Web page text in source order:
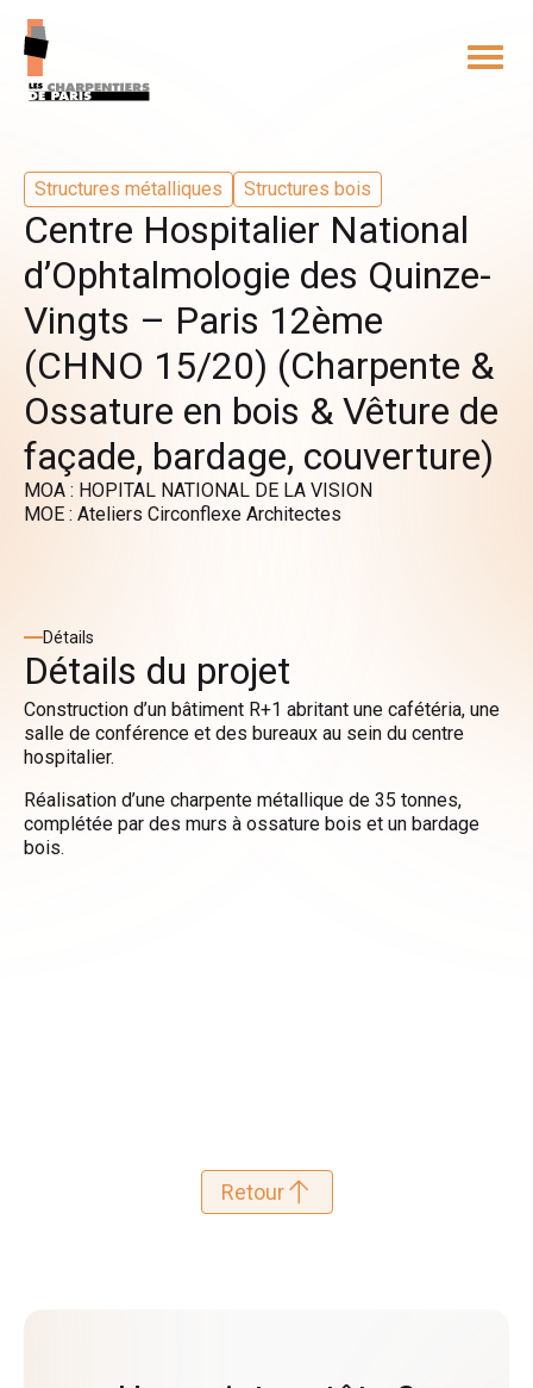
Structures métalliques Structures bois
Centre Hospitalier National
d’Ophtalmologie des Quinze-
Vingts – Paris 12ème
(CHNO 15/20) (Charpente &
Ossature en bois & Vêture de
façade, bardage, couverture)
MOA : HOPITAL NATIONAL DE LA VISION
MOE : Ateliers Circonflexe Architectes
Détails
Détails du projet
Construction d’un bâtiment R+1 abritant une cafétéria, une
salle de conférence et des bureaux au sein du centre
hospitalier.
Réalisation d’une charpente métallique de 35 tonnes,
complétée par des murs à ossature bois et un bardage
bois.
Retour